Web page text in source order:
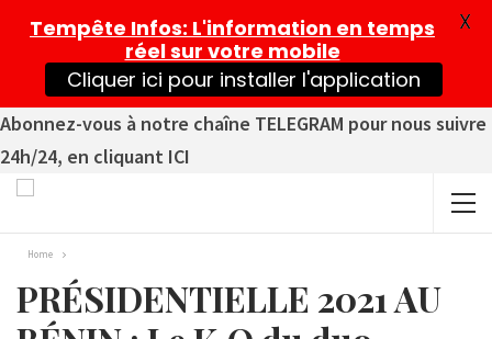
Abonnez-vous à notre chaîne TELEGRAM pour nous suivre
24h/24, en cliquant ICI
Home
PRÉSIDENTIELLE 2021 AU
Tempête Infos: L'information en temps
réel sur votre mobile
Cliquer ici pour installer l'application
X